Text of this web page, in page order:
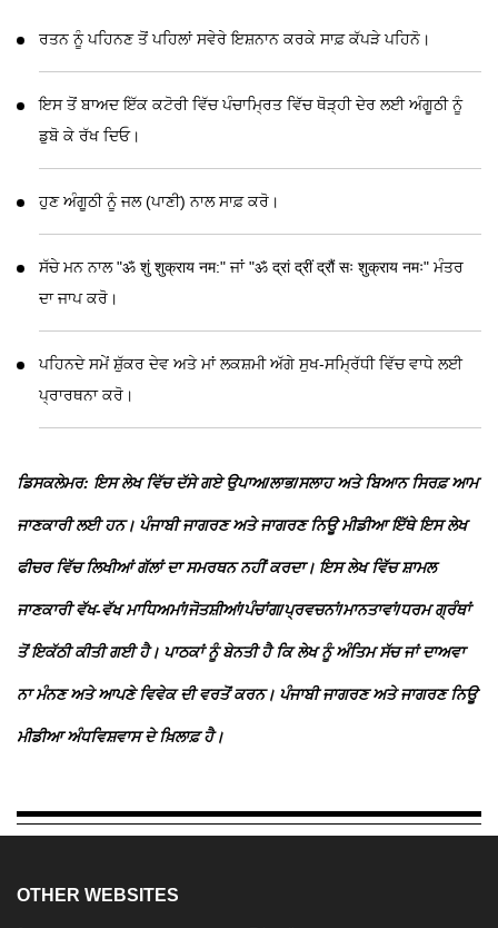
ਰਤਨ ਨੂੰ ਪਹਿਨਣ ਤੋਂ ਪਹਿਲਾਂ ਸਵੇਰੇ ਇਸ਼ਨਾਨ ਕਰਕੇ ਸਾਫ਼ ਕੱਪੜੇ ਪਹਿਨੋ।
ਇਸ ਤੋਂ ਬਾਅਦ ਇੱਕ ਕਟੋਰੀ ਵਿੱਚ ਪੰਚਾਮ੍ਰਿਤ ਵਿੱਚ ਥੋੜ੍ਹੀ ਦੇਰ ਲਈ ਅੰਗੂਠੀ ਨੂੰ
ਡੁਬੋ ਕੇ ਰੱਖ ਦਿਓ।
ਹੁਣ ਅੰਗੂਠੀ ਨੂੰ ਜਲ (ਪਾਣੀ) ਨਾਲ ਸਾਫ਼ ਕਰੋ।
ਸੱਚੇ ਮਨ ਨਾਲ "ॐ शुं शुक्राय नम:" ਜਾਂ "ॐ द्रां द्रीं द्रौं सः शुक्राय नमः" ਮੰਤਰ
ਦਾ ਜਾਪ ਕਰੋ।
ਪਹਿਨਦੇ ਸਮੇਂ ਸ਼ੁੱਕਰ ਦੇਵ ਅਤੇ ਮਾਂ ਲਕਸ਼ਮੀ ਅੱਗੇ ਸੁਖ-ਸਮ੍ਰਿੱਧੀ ਵਿੱਚ ਵਾਧੇ ਲਈ
ਪ੍ਰਾਰਥਨਾ ਕਰੋ।
ਡਿਸਕਲੇਮਰ: ਇਸ ਲੇਖ ਵਿੱਚ ਦੱਸੇ ਗਏ ਉਪਾਅ/ਲਾਭ/ਸਲਾਹ ਅਤੇ ਬਿਆਨ ਸਿਰਫ਼ ਆਮ
ਜਾਣਕਾਰੀ ਲਈ ਹਨ। ਪੰਜਾਬੀ ਜਾਗਰਣ ਅਤੇ ਜਾਗਰਣ ਨਿਊ ਮੀਡੀਆ ਇੱਥੇ ਇਸ ਲੇਖ
ਫੀਚਰ ਵਿੱਚ ਲਿਖੀਆਂ ਗੱਲਾਂ ਦਾ ਸਮਰਥਨ ਨਹੀਂ ਕਰਦਾ। ਇਸ ਲੇਖ ਵਿੱਚ ਸ਼ਾਮਲ
ਜਾਣਕਾਰੀ ਵੱਖ-ਵੱਖ ਮਾਧਿਅਮਾਂ/ਜੋਤਸ਼ੀਆਂ/ਪੰਚਾਂਗ/ਪ੍ਰਵਚਨਾਂ/ਮਾਨਤਾਵਾਂ/ਧਰਮ ਗ੍ਰੰਥਾਂ
ਤੋਂ ਇਕੱਠੀ ਕੀਤੀ ਗਈ ਹੈ। ਪਾਠਕਾਂ ਨੂੰ ਬੇਨਤੀ ਹੈ ਕਿ ਲੇਖ ਨੂੰ ਅੰਤਿਮ ਸੱਚ ਜਾਂ ਦਾਅਵਾ
ਨਾ ਮੰਨਣ ਅਤੇ ਆਪਣੇ ਵਿਵੇਕ ਦੀ ਵਰਤੋਂ ਕਰਨ। ਪੰਜਾਬੀ ਜਾਗਰਣ ਅਤੇ ਜਾਗਰਣ ਨਿਊ
ਮੀਡੀਆ ਅੰਧਵਿਸ਼ਵਾਸ ਦੇ ਖ਼ਿਲਾਫ਼ ਹੈ।
OTHER WEBSITES